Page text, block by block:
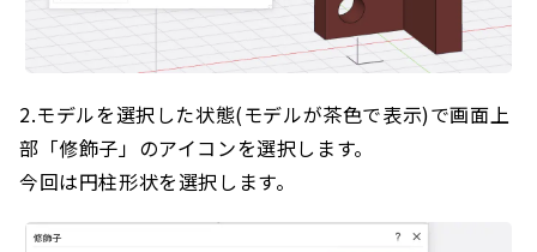
2.モデルを選択した状態(モデルが茶色で表示)で画面上
部「修飾子」のアイコンを選択します。
今回は円柱形状を選択します。